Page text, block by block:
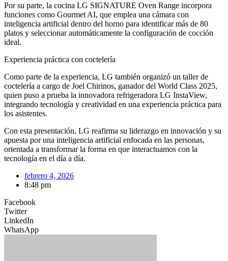
Por su parte, la cocina LG SIGNATURE Oven Range incorpora
funciones como Gourmet AI, que emplea una cámara con
inteligencia artificial dentro del horno para identificar más de 80
platos y seleccionar automáticamente la configuración de cocción
ideal.
Experiencia práctica con coctelería
Como parte de la experiencia, LG también organizó un taller de
coctelería a cargo de Joel Chirinos, ganador del World Class 2025,
quien puso a prueba la innovadora refrigeradora LG InstaView,
integrando tecnología y creatividad en una experiencia práctica para
los asistentes.
Con esta presentación, LG reafirma su liderazgo en innovación y su
apuesta por una inteligencia artificial enfocada en las personas,
orientada a transformar la forma en que interactuamos con la
tecnología en el día a día.
febrero 4, 2026
8:48 pm
Facebook
Twitter
LinkedIn
WhatsApp